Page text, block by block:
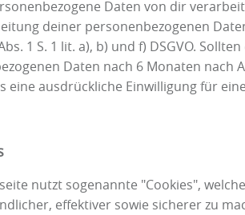
Daten von dir
deiner personenbezogenen
1 S. 1 lit. a), b) und f) DSGVO.
Daten nach 6 Monaten nach
eine ausdrückliche Einwilligung für
nutzt sogenannte "Cookies",
effektiver sowie sicherer zu